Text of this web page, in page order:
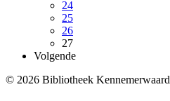
24
25
26
27
Volgende
© 2026 Bibliotheek Kennemerwaard